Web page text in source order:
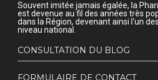
Souvent imitée jamais égalée, la
est devenue au fil des années très
dans la Région, devenant ainsi l'un
niveau national.
CONSULTATION DU BLOG
FORMULAIRE DE CONTACT